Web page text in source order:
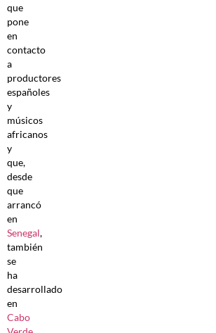
que
pone
en
contacto
a
productores
españoles
y
músicos
africanos
y
que,
desde
que
arrancó
en
Senegal,
también
se
ha
desarrollado
en
Cabo